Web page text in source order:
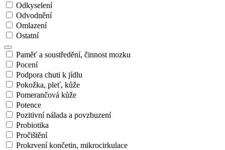
Odkyselení
Odvodnění
Omlazení
Ostatní
Paměť a soustředění, činnost mozku
Pocení
Podpora chuti k jídlu
Pokožka, pleť, kůže
Pomerančová kůže
Potence
Pozitivní nálada a povzbuzení
Probiotika
Pročištění
Prokrvení končetin, mikrocirkulace